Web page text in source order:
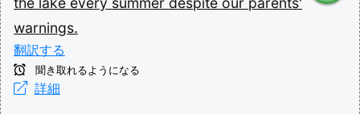
warnings.
翻訳する
聞き取れるようになる
詳細